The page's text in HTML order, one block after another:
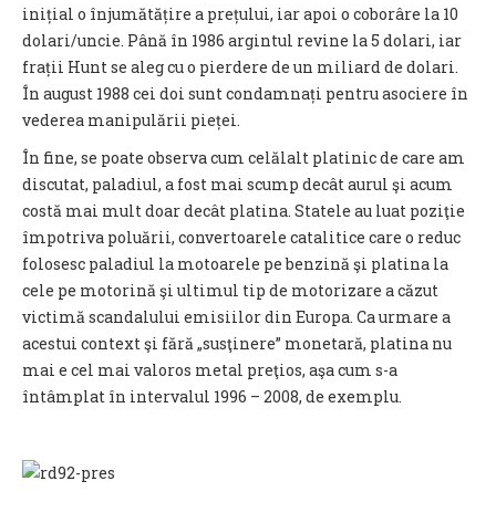
inițial o înjumătățire a prețului, iar apoi o coborâre la 10
dolari/uncie. Până în 1986 argintul revine la 5 dolari, iar
frații Hunt se aleg cu o pierdere de un miliard de dolari.
În august 1988 cei doi sunt condamnați pentru asociere în
vederea manipulării pieței.
În fine, se poate observa cum celălalt platinic de care am
discutat, paladiul, a fost mai scump decât aurul şi acum
costă mai mult doar decât platina. Statele au luat poziţie
împotriva poluării, convertoarele catalitice care o reduc
folosesc paladiul la motoarele pe benzină şi platina la
cele pe motorină şi ultimul tip de motorizare a căzut
victimă scandalului emisiilor din Europa. Ca urmare a
acestui context şi fără „susţinere” monetară, platina nu
mai e cel mai valoros metal preţios, aşa cum s-a
întâmplat în intervalul 1996 – 2008, de exemplu.